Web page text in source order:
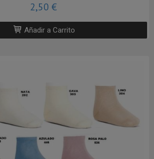
2,50 €
Añadir a Carrito